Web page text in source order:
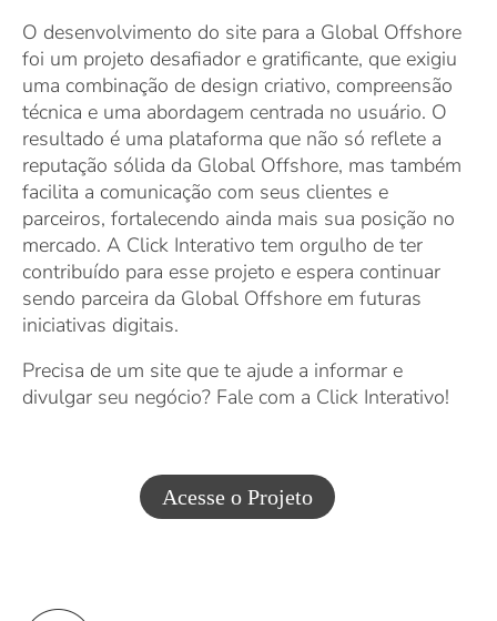
O desenvolvimento do site para a Global Offshore
foi um projeto desafiador e gratificante, que exigiu
uma combinação de design criativo, compreensão
técnica e uma abordagem centrada no usuário. O
resultado é uma plataforma que não só reflete a
reputação sólida da Global Offshore, mas também
facilita a comunicação com seus clientes e
parceiros, fortalecendo ainda mais sua posição no
mercado. A Click Interativo tem orgulho de ter
contribuído para esse projeto e espera continuar
sendo parceira da Global Offshore em futuras
iniciativas digitais.
Precisa de um site que te ajude a informar e
divulgar seu negócio? Fale com a Click Interativo!
Acesse o Projeto